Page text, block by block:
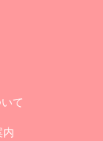
て
内